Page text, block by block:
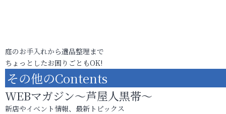
庭のお手入れから遺品整理まで
ちょっとしたお困りごともOK!
その他のContents
WEBマガジン～芦屋人黒帯～
新店やイベント情報、最新トピックス